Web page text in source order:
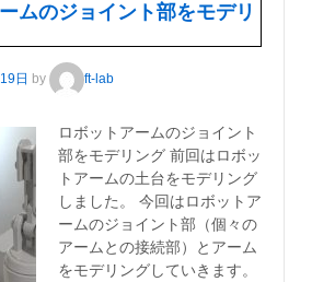
ムのジョイント部をモデリ
日 by ft-lab
ロボットアームのジョイント
部をモデリング 前回はロボッ
トアームの土台をモデリング
しました。 今回はロボットア
ームのジョイント部（個々の
アームとの接続部）とアーム
をモデリングしていきます。